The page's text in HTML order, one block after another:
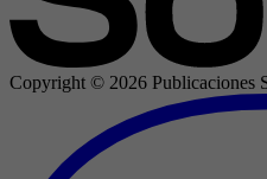
Copyright © 2026 Publicaciones